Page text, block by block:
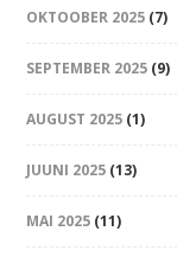
OKTOOBER 2025 (7)
SEPTEMBER 2025 (9)
AUGUST 2025 (1)
JUUNI 2025 (13)
MAI 2025 (11)